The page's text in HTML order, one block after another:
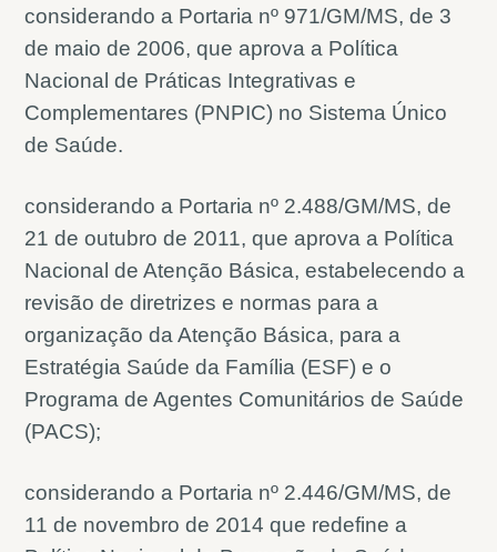
considerando a Portaria nº 971/GM/MS, de 3
de maio de 2006, que aprova a Política
Nacional de Práticas Integrativas e
Complementares (PNPIC) no Sistema Único
de Saúde.
considerando a Portaria nº 2.488/GM/MS, de
21 de outubro de 2011, que aprova a Política
Nacional de Atenção Básica, estabelecendo a
revisão de diretrizes e normas para a
organização da Atenção Básica, para a
Estratégia Saúde da Família (ESF) e o
Programa de Agentes Comunitários de Saúde
(PACS);
considerando a Portaria nº 2.446/GM/MS, de
11 de novembro de 2014 que redefine a